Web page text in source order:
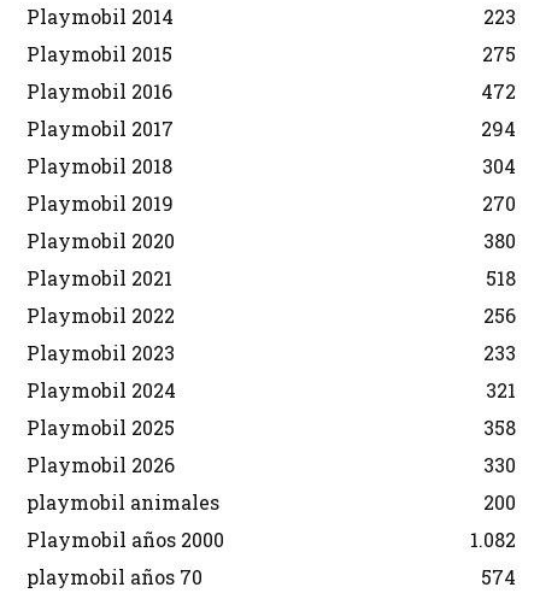
Playmobil 2014
223
Playmobil 2015
275
Playmobil 2016
472
Playmobil 2017
294
Playmobil 2018
304
Playmobil 2019
270
Playmobil 2020
380
Playmobil 2021
518
Playmobil 2022
256
Playmobil 2023
233
Playmobil 2024
321
Playmobil 2025
358
Playmobil 2026
330
playmobil animales
200
Playmobil años 2000
1.082
playmobil años 70
574